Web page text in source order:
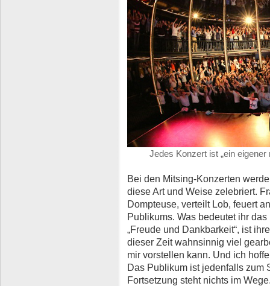
Jedes Konzert ist „ein
Bei den Mitsing-Konzerten
diese Art und Weise zelebriert.
Dompteuse, verteilt Lob, feuert
Publikums. Was bedeutet ihr
„Freude und Dankbarkeit“, ist
dieser Zeit wahnsinnig viel
mir vorstellen kann. Und ich
Das Publikum ist jedenfalls zum
Fortsetzung steht nichts im